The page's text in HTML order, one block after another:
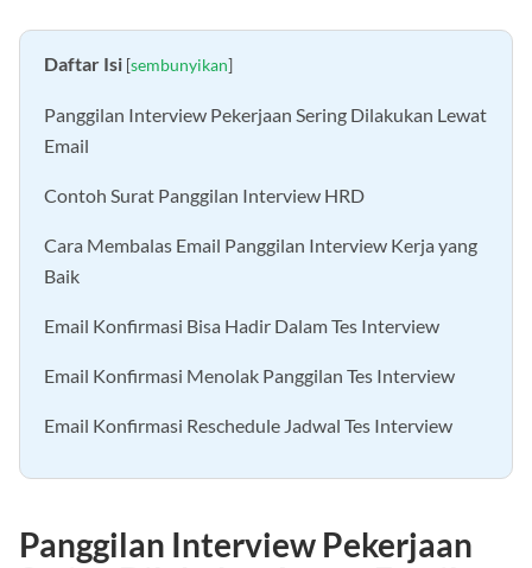
Daftar Isi [sembunyikan]
Panggilan Interview Pekerjaan Sering Dilakukan Lewat
Email
Contoh Surat Panggilan Interview HRD
Cara Membalas Email Panggilan Interview Kerja yang
Baik
Email Konfirmasi Bisa Hadir Dalam Tes Interview
Email Konfirmasi Menolak Panggilan Tes Interview
Email Konfirmasi Reschedule Jadwal Tes Interview
Panggilan Interview Pekerjaan